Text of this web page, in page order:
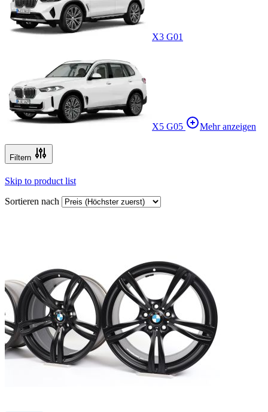
X3 G01
X5 G05 Mehr anzeigen
Filtern
Skip to product list
Sortieren nach